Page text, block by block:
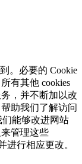
。必要的 Cookie
有其他 cookies
，并不断加以改
助我们了解访问
们能够改进网站
管理这些
进行相应更改。